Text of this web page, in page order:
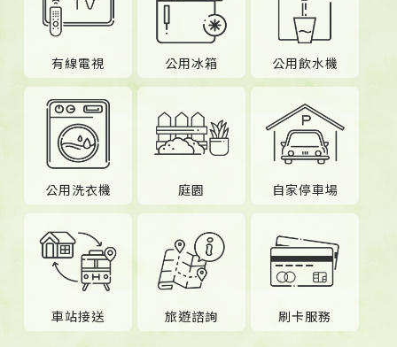
有線電視 公用冰箱 公用飲水機
公用洗衣機 庭園 自家停車場
車站接送 旅遊諮詢 刷卡服務